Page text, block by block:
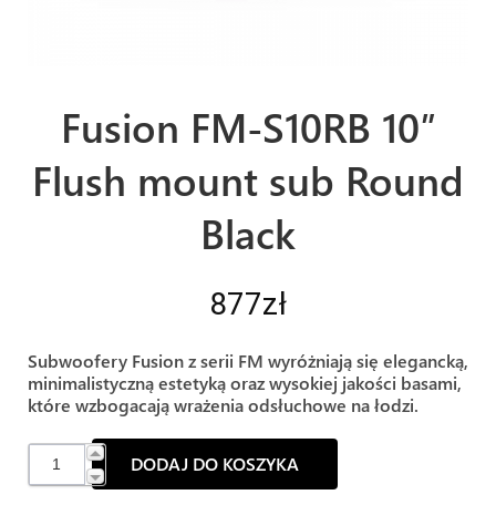
Fusion FM-S10RB 10″
Flush mount sub Round
Black
877zł
Subwoofery Fusion z serii FM wyróżniają się elegancką,
minimalistyczną estetyką oraz wysokiej jakości basami,
które wzbogacają wrażenia odsłuchowe na łodzi.
ilość
Fusion
FM-
DODAJ DO KOSZYKA